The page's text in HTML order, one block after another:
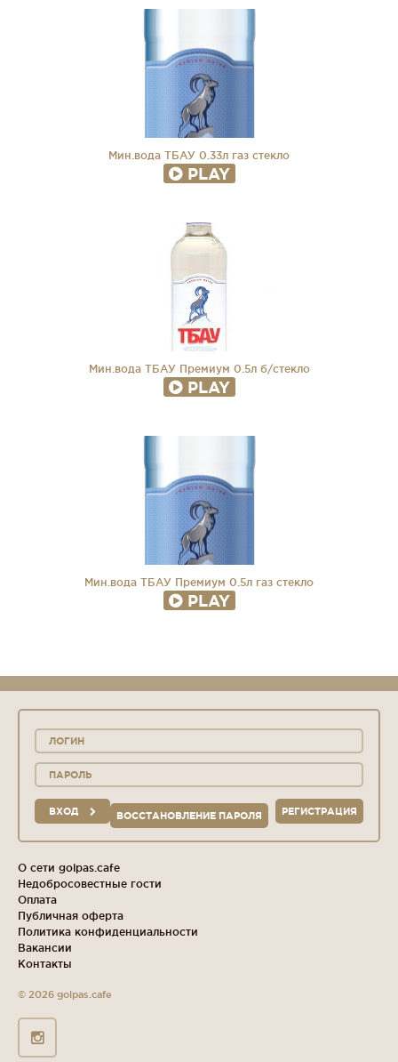
Мин.вода ТБАУ 0.33л газ стекло
PLAY
Мин.вода ТБАУ Премиум 0.5л б/стекло
PLAY
Мин.вода ТБАУ Премиум 0.5л газ стекло
PLAY
ВХОД РЕГИСТРАЦИЯ
ВОССТАНОВЛЕНИЕ ПАРОЛЯ
О сети golpas.cafe
Недобросовестные гости
Оплата
Публичная оферта
Политика конфиденциальности
Вакансии
Контакты
© 2026 golpas.cafe